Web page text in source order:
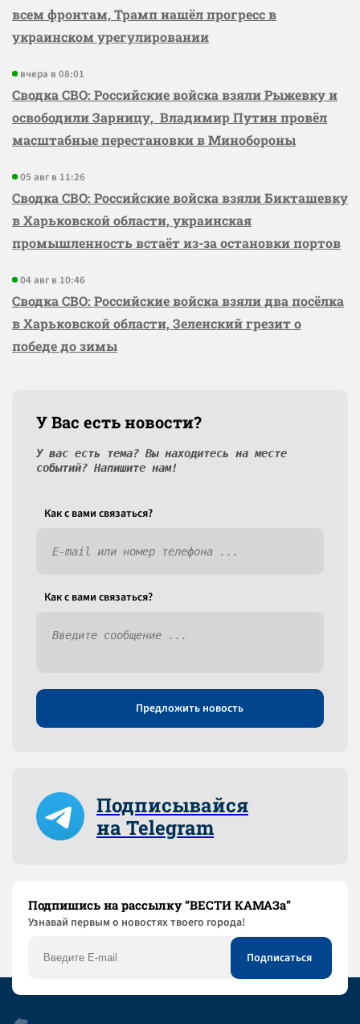
всем фронтам, Трамп нашёл прогресс в
украинском урегулировании
вчера в 08:01
Сводка СВО: Российские войска взяли Рыжевку и
освободили Зарницу, Владимир Путин провёл
масштабные перестановки в Минобороны
05 авг в 11:26
Сводка СВО: Российские войска взяли Бикташевку
в Харьковской области, украинская
промышленность встаёт из-за остановки портов
04 авг в 10:46
Сводка СВО: Российские войска взяли два посёлка
в Харьковской области, Зеленский грезит о
победе до зимы
У Вас есть новости?
У вас есть тема? Вы находитесь на месте
событий? Напишите нам!
Как c вами связаться?
Как c вами связаться?
Предложить новость
Подписывайся
на Telegram
Подпишись на рассылку “ВЕСТИ КАМАЗа”
Узнaвай первым о новостях твоего города!